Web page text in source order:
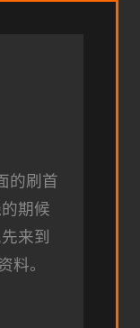
的刷首
期候
来到
料。